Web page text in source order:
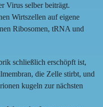
Virus selber beiträgt.
Wirtszellen auf eigene
Ribosomen, tRNA und
schließlich erschöpft ist,
die Zelle stirbt, und
kugeln zur nächsten